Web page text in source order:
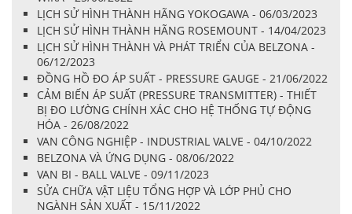
LỊCH SỬ HÌNH THÀNH HÃNG YOKOGAWA - 06/03/2023
LỊCH SỬ HÌNH THÀNH HÃNG ROSEMOUNT - 14/04/2023
LỊCH SỬ HÌNH THÀNH VÀ PHÁT TRIỂN CỦA BELZONA -
06/12/2023
ĐỒNG HỒ ĐO ÁP SUẤT - PRESSURE GAUGE - 21/06/2022
CẢM BIẾN ÁP SUẤT (PRESSURE TRANSMITTER) - THIẾT
BỊ ĐO LƯỜNG CHÍNH XÁC CHO HỆ THỐNG TỰ ĐỘNG
HÓA - 26/08/2022
VAN CÔNG NGHIỆP - INDUSTRIAL VALVE - 04/10/2022
BELZONA VÀ ỨNG DỤNG - 08/06/2022
VAN BI - BALL VALVE - 09/11/2023
SỬA CHỮA VẬT LIỆU TỔNG HỢP VÀ LỚP PHỦ CHO
NGÀNH SẢN XUẤT - 15/11/2022